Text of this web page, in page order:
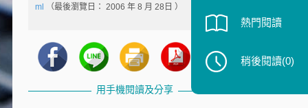
ml
（最後瀏覽日： 2006 年8 月 28 日 ）
用手機閱讀及分享
熱門閱讀
稍後閱讀(0)